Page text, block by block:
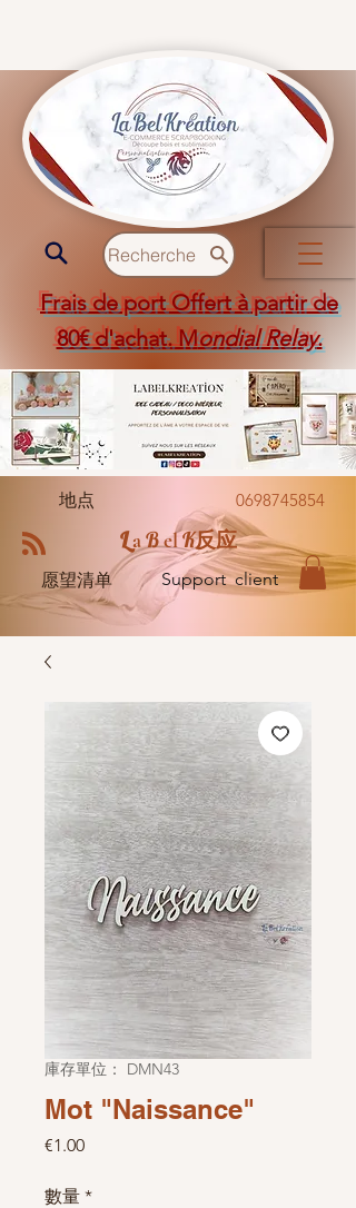
Recherche
Frais de port Offert à partir de
80€ d'achat. Mondial Relay.
地点 0698745854
LaBelK反应
愿望清单 Support client
庫存單位： DMN43
Mot "Naissance"
€1.00價格
數量 *